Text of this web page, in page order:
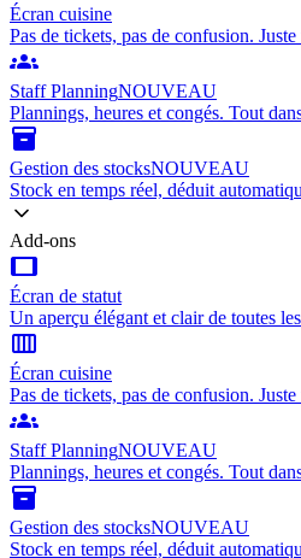
Écran cuisine
Pas de tickets, pas de confusion.
groups
Staff PlanningNOUVEAU
Plannings, heures et congés. Tout
inventory_2
Gestion des stocksNOUVEAU
Stock en temps réel, déduit
Add-ons
tablet
Écran de statut
Un aperçu élégant et clair de toutes
calendar_view_week
Écran cuisine
Pas de tickets, pas de confusion.
groups
Staff PlanningNOUVEAU
Plannings, heures et congés. Tout
inventory_2
Gestion des stocksNOUVEAU
Stock en temps réel, déduit